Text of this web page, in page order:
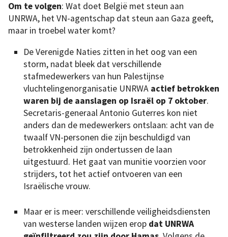
Om te volgen: Wat doet België met steun aan
UNRWA, het VN-agentschap dat steun aan Gaza geeft,
maar in troebel water komt?
De Verenigde Naties zitten in het oog van een
storm, nadat bleek dat verschillende
stafmedewerkers van hun Palestijnse
vluchtelingenorganisatie UNRWA actief betrokken
waren bij de aanslagen op Israël op 7 oktober.
Secretaris-generaal Antonio Guterres kon niet
anders dan de medewerkers ontslaan: acht van de
twaalf VN-personen die zijn beschuldigd van
betrokkenheid zijn ondertussen de laan
uitgestuurd. Het gaat van munitie voorzien voor
strijders, tot het actief ontvoeren van een
Israëlische vrouw.
Maar er is meer: verschillende veiligheidsdiensten
van westerse landen wijzen erop dat UNRWA